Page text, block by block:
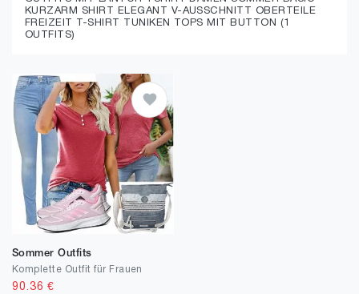
KURZARM SHIRT ELEGANT V-AUSSCHNITT OBERTEILE
FREIZEIT T-SHIRT TUNIKEN TOPS MIT BUTTON (1
OUTFITS)
Sommer Outfits
Komplette Outfit für Frauen
90.36 €